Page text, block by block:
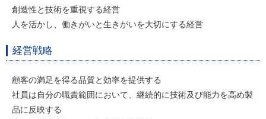
創造性と技術を重視する経営
人を活かし、働きがいと生きがいを大切にする経営
経営戦略
顧客の満足を得る品質と効率を提供する
社員は自分の職責範囲において、継続的に技術及び能力を高め製
品に反映する